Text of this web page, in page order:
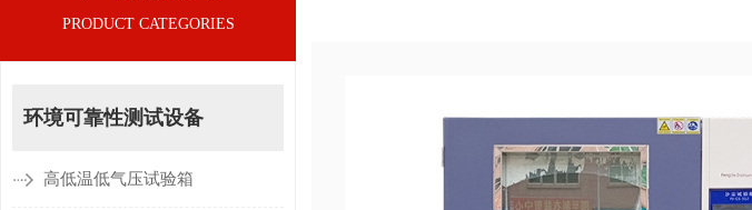
PRODUCT CATEGORIES
环境可靠性测试设备
高低温低气压试验箱